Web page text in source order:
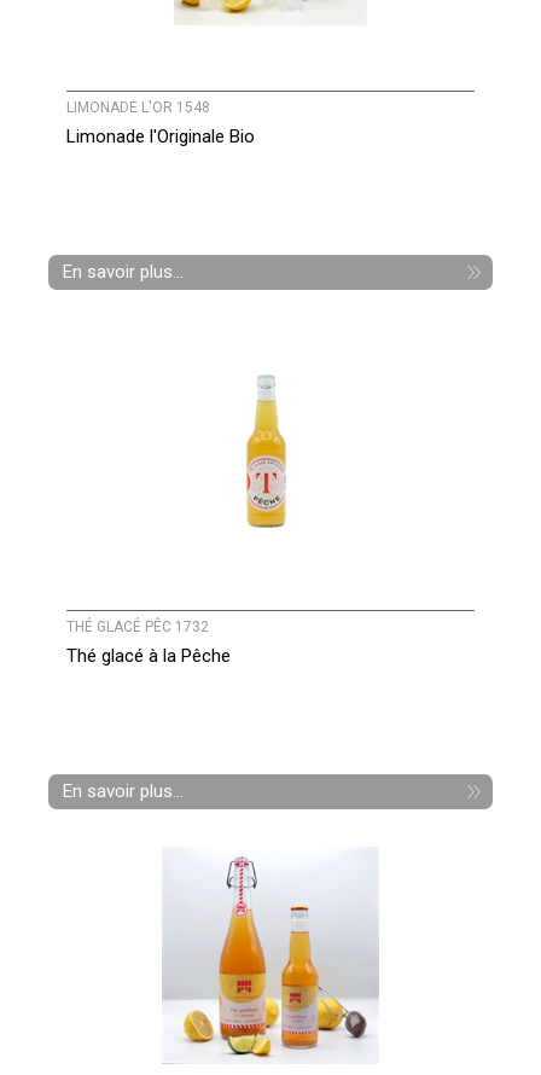
LIMONADE L'OR 1548
Limonade l'Originale Bio
En savoir plus...
THÉ GLACÉ PÊC 1732
Thé glacé à la Pêche
En savoir plus...